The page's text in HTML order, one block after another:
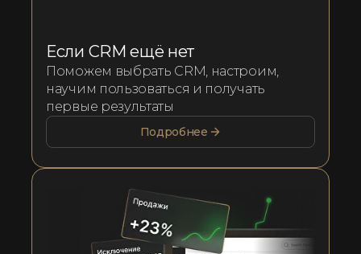
Если CRM ещё нет
Поможем выбрать CRM, настроим,
научим пользоваться и получать
первые результаты
Подробнее